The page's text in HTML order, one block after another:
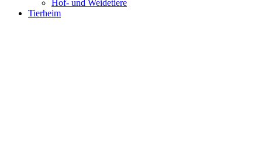
Hof- und Weidetiere
Tierheim